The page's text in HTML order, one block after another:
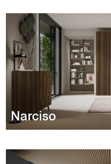
Narciso